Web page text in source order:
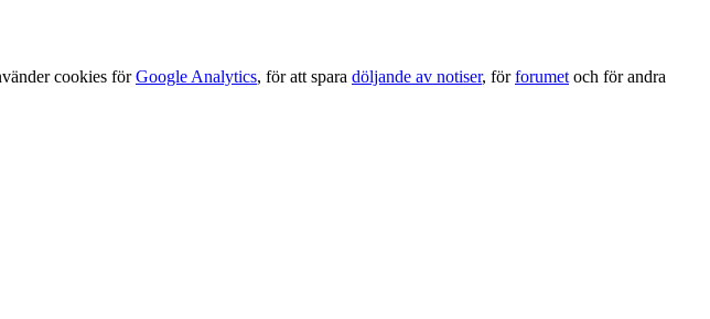
cookies förGoogle Analytics, för att spara döljande av notiser, förforumet och för andra